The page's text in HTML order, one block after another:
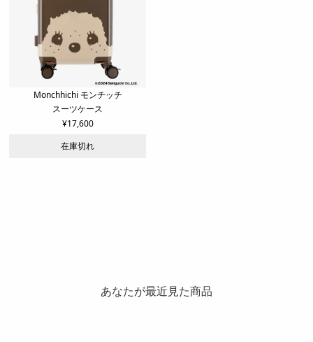
Monchhichi モンチッチ
スーツケース
¥17,600
在庫切れ
あなたが最近見た商品